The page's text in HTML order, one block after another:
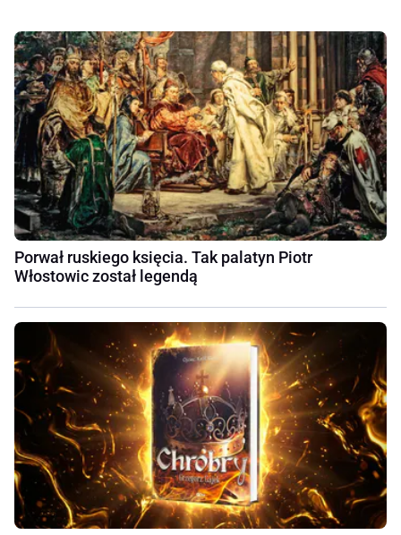
Porwał ruskiego księcia. Tak palatyn Piotr
Włostowic został legendą